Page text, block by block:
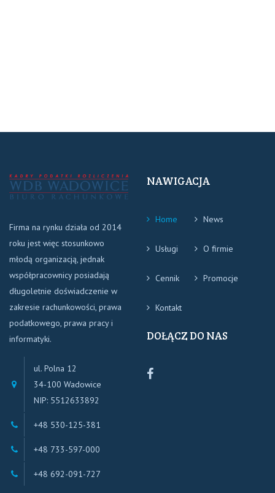
Firma na rynku działa od 2014
roku jest więc stosunkowo
młodą organizacją, jednak
współpracownicy posiadają
długoletnie doświadczenie w
zakresie rachunkowości, prawa
podatkowego, prawa pracy i
informatyki.
ul. Polna 12
34-100 Wadowice
NIP: 5512633892
+48 530-125-381
+48 733-597-000
+48 692-091-727
NAWIGACJA
Home News
Usługi O firmie
Cennik Promocje
Kontakt
DOŁĄCZ DO NAS
Biuro